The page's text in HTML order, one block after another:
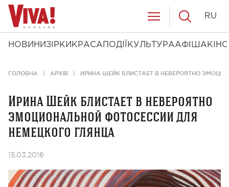
НОВИНИ ЗІРКИ КРАСА ПОДІЇ КУЛЬТУРААФІША КІНО
RU
ГОЛОВНА АРХІВ ИРИНА ШЕЙК БЛИСТАЕТ В НЕВЕРОЯТНО
Ирина Шейк блистает в невероятно
эмоциональной фотосессии для
немецкого глянца
15.03.2016